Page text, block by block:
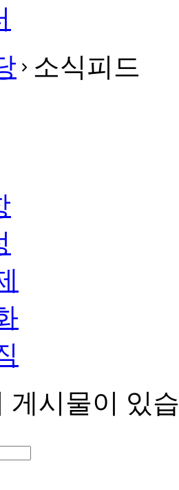
navigate_next 소식피드
게시물이 있